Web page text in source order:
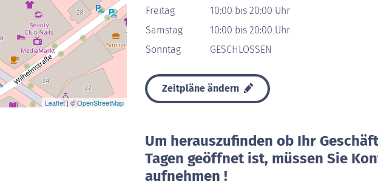
Leaflet| ©OpenStreetMap
Freitag
10:00 bis 20:00 Uhr
Samstag
10:00 bis 20:00 Uhr
Sonntag
GESCHLOSSEN
Zeitpläne ändern
Um herauszufinden ob Ihr
Tagen geöffnet ist, müssen Sie
aufnehmen !